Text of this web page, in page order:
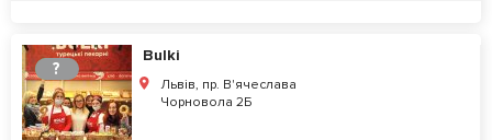
?
Bulki
Львів, пр. В'ячеслава
Чорновола 2Б